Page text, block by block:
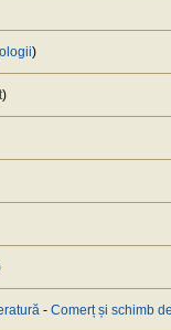
)
)
- Сomerț și schimb